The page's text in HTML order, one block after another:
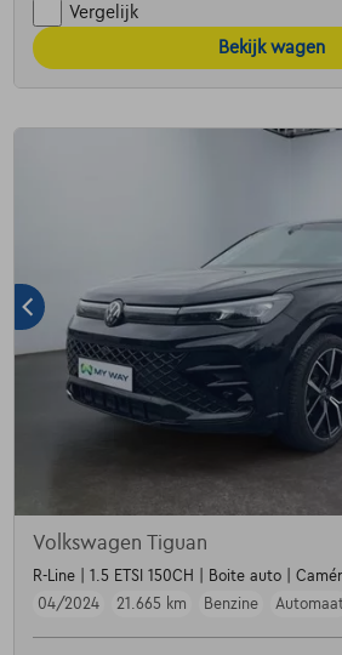
Vergelijk
Bekijk wagen
Volkswagen Tiguan
R-Line | 1.5 ETSI 150CH | Boite auto |
04/2024
21.665 km Benzine